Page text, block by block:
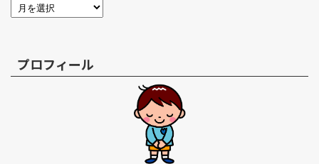
プロフィール